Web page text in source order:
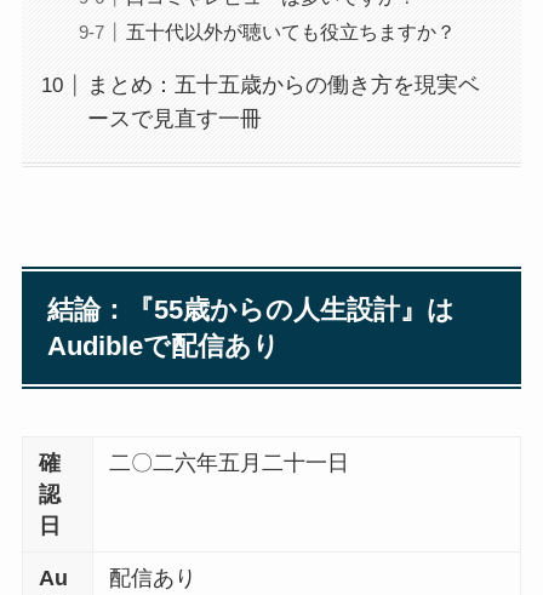
五十代以外が聴いても役立ちますか？
まとめ：五十五歳からの働き方を現実ベ
ースで見直す一冊
結論：『55歳からの人生設計』は
Audibleで配信あり
確
認
日
二〇二六年五月二十一日
Au
配信あり